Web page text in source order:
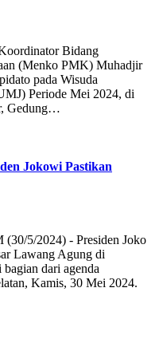
Bidang
(Menko PMK) Muhadjir
pada Wisuda
Periode Mei 2024, di
Gedung…
Jokowi Pastikan
(30/5/2024) - Presiden Joko
Lawang Agung di
dari agenda
Kamis, 30 Mei 2024.